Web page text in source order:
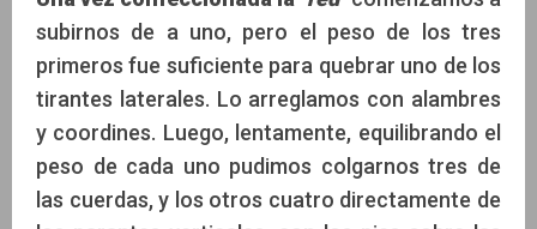
subirnos de a uno, pero el peso de los tres
primeros fue suficiente para quebrar uno de los
tirantes laterales. Lo arreglamos con alambres
y coordines. Luego, lentamente, equilibrando el
peso de cada uno pudimos colgarnos tres de
las cuerdas, y los otros cuatro directamente de